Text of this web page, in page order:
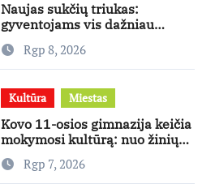
Naujas sukčių triukas:
gyventojams vis dažniau
skambina per „Viber“
Rgp 8, 2026
Kultūra Miestas
Kovo 11-osios gimnazija keičia
mokymosi kultūrą: nuo žinių
kaupimo – prie jų supratimo ir
taikymo
Rgp 7, 2026